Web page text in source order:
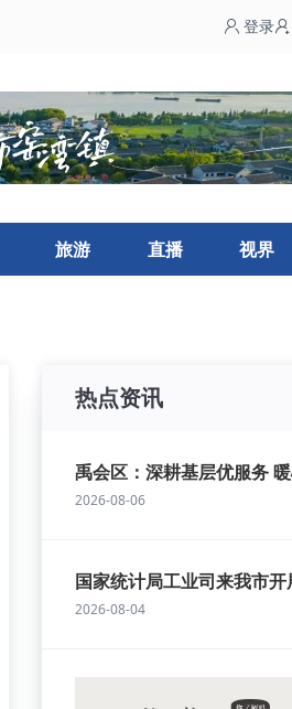
登录
旅游 直播 视界
热点资讯
禹会区：深耕基层优服务
2026-08-06
国家统计局工业司来我市开
2026-08-04